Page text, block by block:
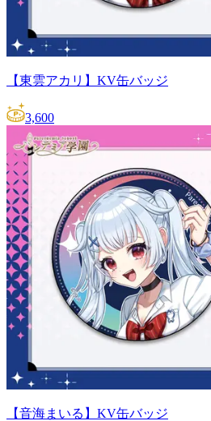
【東雲アカリ】KV缶バッジ
3,600
【音海まいる】KV缶バッジ